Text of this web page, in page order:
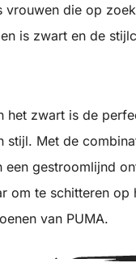
die op
is zwart en de
het zwart is de
Met de
gestroomlijnd
om te schitteren op
van PUMA.